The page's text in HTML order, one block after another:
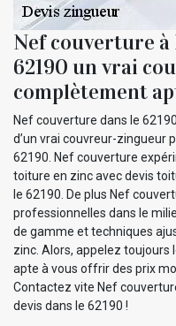
Nef couverture à
62190 un vrai
complètement
Nef couverture dans le
d’un vrai couvreur-zingueur
62190. Nef couverture
toiture en zinc avec devis
le 62190. De plus Nef
professionnelles dans le
de gamme et techniques
zinc. Alors, appelez
apte à vous offrir des prix
Contactez vite Nef
devis dans le 62190 !